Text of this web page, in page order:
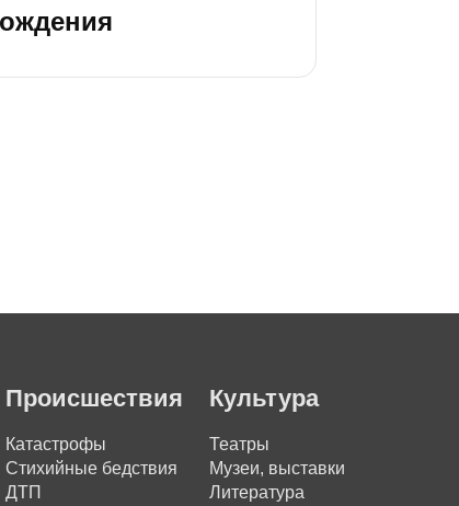
Происшествия
Катастрофы
Стихийные бедствия
ДТП
Культура
Театры
Музеи, выставки
Литература